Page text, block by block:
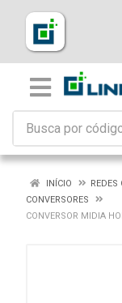
INÍCIO
REDES
CONVERSORES
CONVERSOR MIDIA